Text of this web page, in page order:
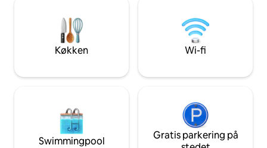
togstationen, Galeria Katowicka eller
Mariacka-gaden). Elevator i bygningen.
INDTJEKNING UDEN VÆRT
Der serveres morgenmad og frokost. Et
udvalg fra en rig
måltidet er ca. 29
Køkken Wi-fi
Swimmingpool
Gratis parkering på